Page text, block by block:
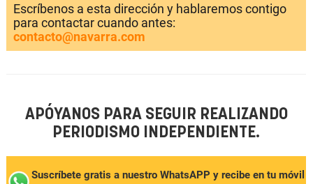
Escríbenos a esta dirección y hablaremos contigo
para contactar cuando antes:
contacto@navarra.com
APÓYANOS PARA SEGUIR REALIZANDO
PERIODISMO INDEPENDIENTE.
Suscríbete gratis a nuestro WhatsAPP y recibe en tu móvil